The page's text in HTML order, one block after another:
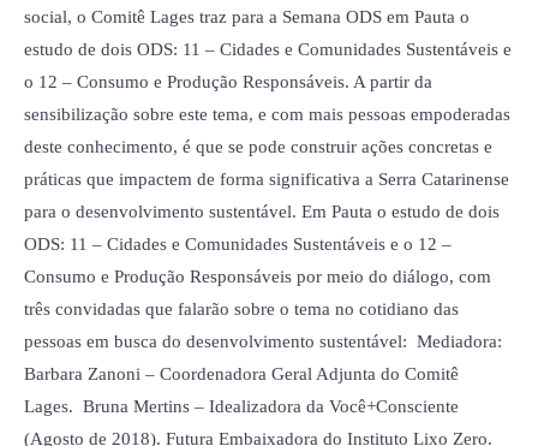
social, o Comitê Lages traz para a Semana ODS em Pauta o
estudo de dois ODS: 11 – Cidades e Comunidades Sustentáveis e
o 12 – Consumo e Produção Responsáveis. A partir da
sensibilização sobre este tema, e com mais pessoas empoderadas
deste conhecimento, é que se pode construir ações concretas e
práticas que impactem de forma significativa a Serra Catarinense
para o desenvolvimento sustentável. Em Pauta o estudo de dois
ODS: 11 – Cidades e Comunidades Sustentáveis e o 12 –
Consumo e Produção Responsáveis por meio do diálogo, com
três convidadas que falarão sobre o tema no cotidiano das
pessoas em busca do desenvolvimento sustentável: Mediadora:
Barbara Zanoni – Coordenadora Geral Adjunta do Comitê
Lages. Bruna Mertins – Idealizadora da Você+Consciente
(Agosto de 2018). Futura Embaixadora do Instituto Lixo Zero.